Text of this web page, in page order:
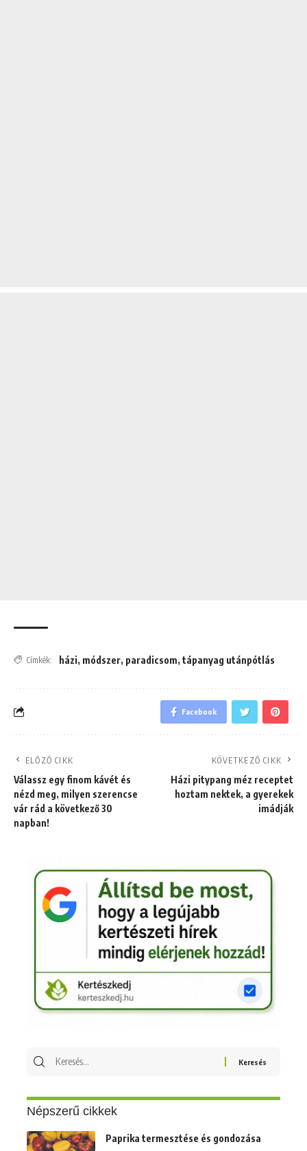
Címkék: házi, módszer, paradicsom, tápanyag utánpótlás
Facebook
ELŐZŐ CIKK
Válassz egy finom kávét és
nézd meg, milyen szerencse
vár rád a következő 30
napban!
KÖVETKEZŐ CIKK
Házi pitypang méz receptet
hoztam nektek, a gyerekek
imádják
Keresés
Népszerű cikkek
Paprika termesztése és gondozása